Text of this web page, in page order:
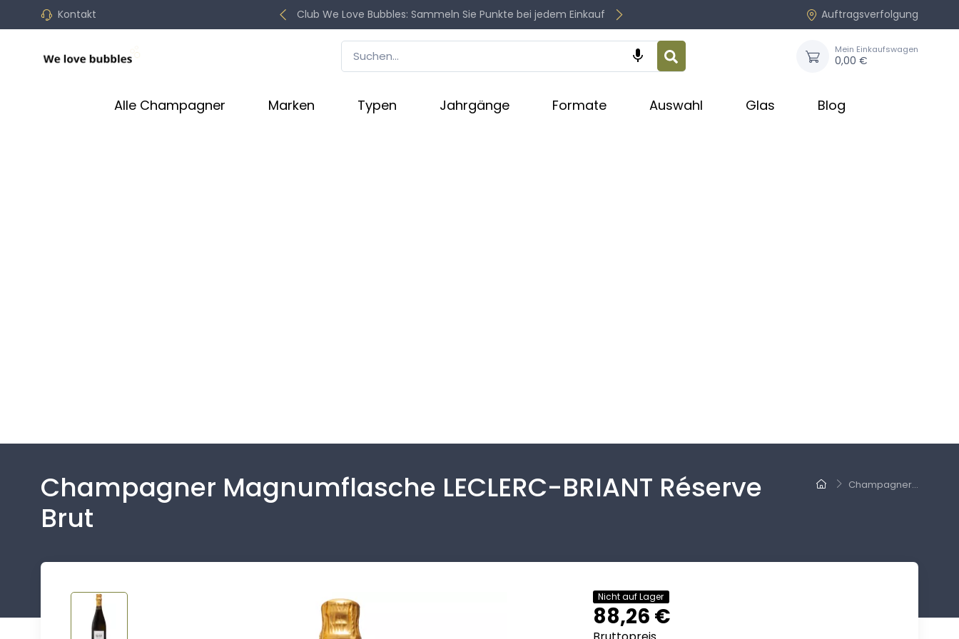
Kontakt
Club We Love Bubbles:
Sammeln Sie Punkte bei
jedem Einkauf
Kostenlose Lieferung ab 210 € Auftragsverfolgung
 Mein Einkaufswagen
0,00 €
Alle Champagner Marken Typen Jahrgänge Formate Auswahl Glas Blog
Champagner...
Champagner Magnumflasche LECLERC-BRIANT Réserve
Brut
Nicht auf Lager
88,26 €